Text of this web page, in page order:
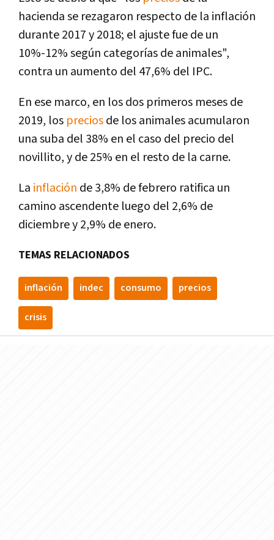
hacienda se rezagaron respecto de la inflación
durante 2017 y 2018; el ajuste fue de un
10%-12% según categorías de animales",
contra un aumento del 47,6% del IPC.
En ese marco, en los dos primeros meses de
2019, los preciosde los animales acumularon
una suba del 38% en el caso del precio del
novillito, y de 25% en el resto de la carne.
La inflación de 3,8% de febrero ratifica un
camino ascendente luego del 2,6% de
diciembre y 2,9% de enero.
TEMAS RELACIONADOS
inflación indec consumo precios
crisis